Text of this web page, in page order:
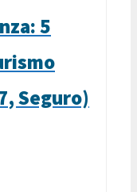
5
Seguro)